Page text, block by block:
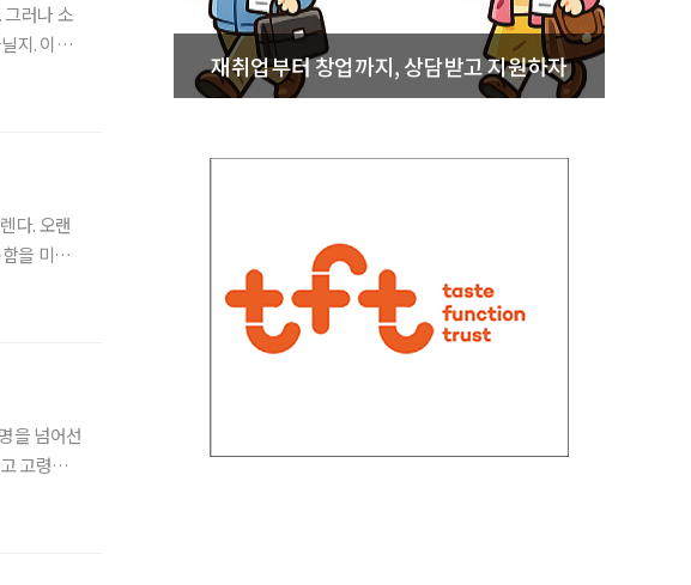
지. 이에
다. 오랜
을 미리
을 넘어선
고령자
재취업부터 창업까지, 상담받고 지원하자